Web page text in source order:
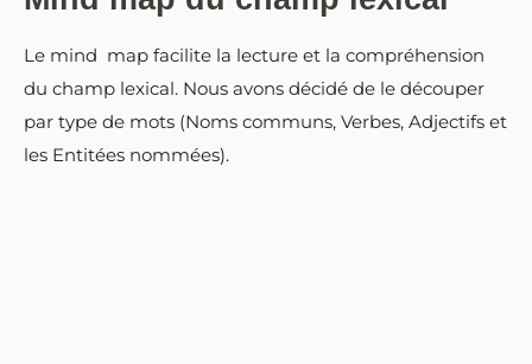
Le mind map facilite la lecture et la compréhension
du champ lexical. Nous avons décidé de le découper
par type de mots (Noms communs, Verbes, Adjectifs et
les Entitées nommées).